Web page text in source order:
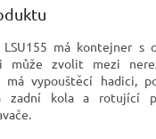
LSU155 má kontejner
může zvolit mezi
má vypouštěcí hadici,
zadní kola a rotující